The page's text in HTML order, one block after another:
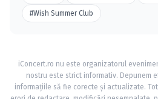
#Wish Summer Club
iConcert.ro nu este organizatorul
nostru este strict informativ. Depunem
informațiile să fie corecte și actualizate.